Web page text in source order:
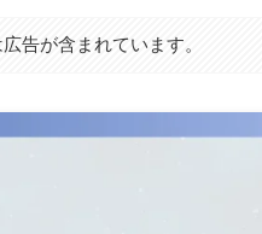
告が含まれています。